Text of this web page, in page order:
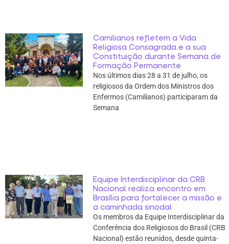
Camilianos refletem a Vida
Religiosa Consagrada e a sua
Constituição durante Semana de
Formação Permanente
Nos últimos dias 28 a 31 de julho, os
religiosos da Ordem dos Ministros dos
Enfermos (Camilianos) participaram da
Semana
Equipe Interdisciplinar da CRB
Nacional realiza encontro em
Brasília para fortalecer a missão e
a caminhada sinodal
Os membros da Equipe Interdisciplinar da
Conferência dos Religiosos do Brasil (CRB
Nacional) estão reunidos, desde quinta-